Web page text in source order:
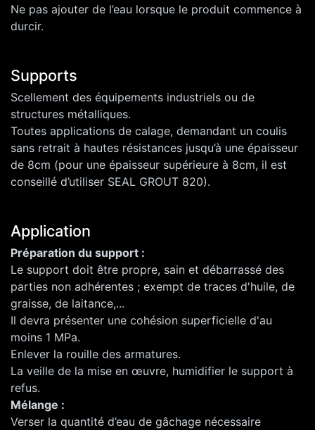
Ne pas ajouter de l’eau lorsque le produit commence à
durcir.
Supports
Scellement des équipements industriels ou de
structures métalliques.
Toutes applications de calage, demandant un coulis
sans retrait à hautes résistances jusqu’à une épaisseur
de 8cm (pour une épaisseur supérieure à 8cm, il est
conseillé d’utiliser SEAL GROUT 820).
Application
Préparation du support :
Le support doit être propre, sain et débarrassé des
parties non adhérentes ; exempt de traces d'huile, de
graisse, de laitance,...
Il devra présenter une cohésion superficielle d'au
moins 1 MPa.
Enlever la rouille des armatures.
La veille de la mise en œuvre, humidifier le support à
refus.
Mélange :
Verser la quantité d’eau de gâchage nécessaire